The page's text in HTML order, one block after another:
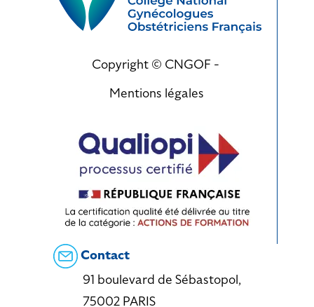
Copyright © CNGOF -
Mentions légales
Contact
91 boulevard de Sébastopol,
75002 PARIS